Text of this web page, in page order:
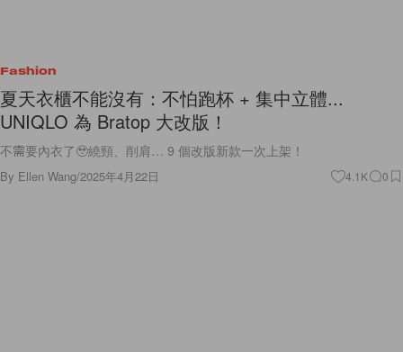
Fashion
夏天衣櫃不能沒有：不怕跑杯 + 集中立體...
UNIQLO 為 Bratop 大改版！
不需要內衣了🥹繞頸、削肩… 9 個改版新款一次上架！
By Ellen Wang/2025年4月22日 4.1K 0